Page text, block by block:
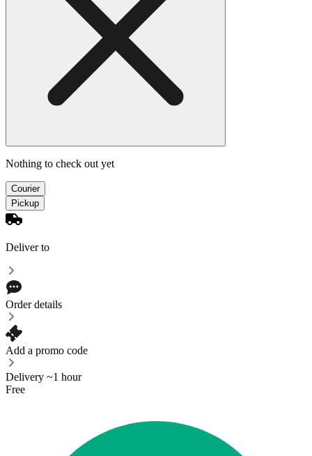
Nothing to check out yet
Courier
Pickup
Deliver to
Order details
Add a promo code
Delivery ~1 hour
Free